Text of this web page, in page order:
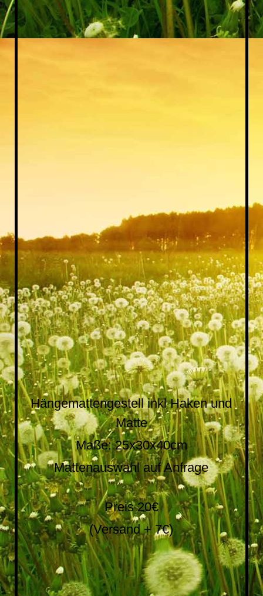
IMG_20200226_124637
Hängemattengestell inkl Haken und
Matte
Maße: 25x30x40cm
Mattenauswahl auf Anfrage
Preis 20€
(Versand + 7€)